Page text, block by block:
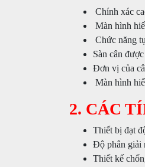
Chính xác
Màn hình
Chức năng
Sàn cân
Đơn vị của
Màn hình
2. CÁC
Thiết bị đạt
Độ phân giải
Thiết kế